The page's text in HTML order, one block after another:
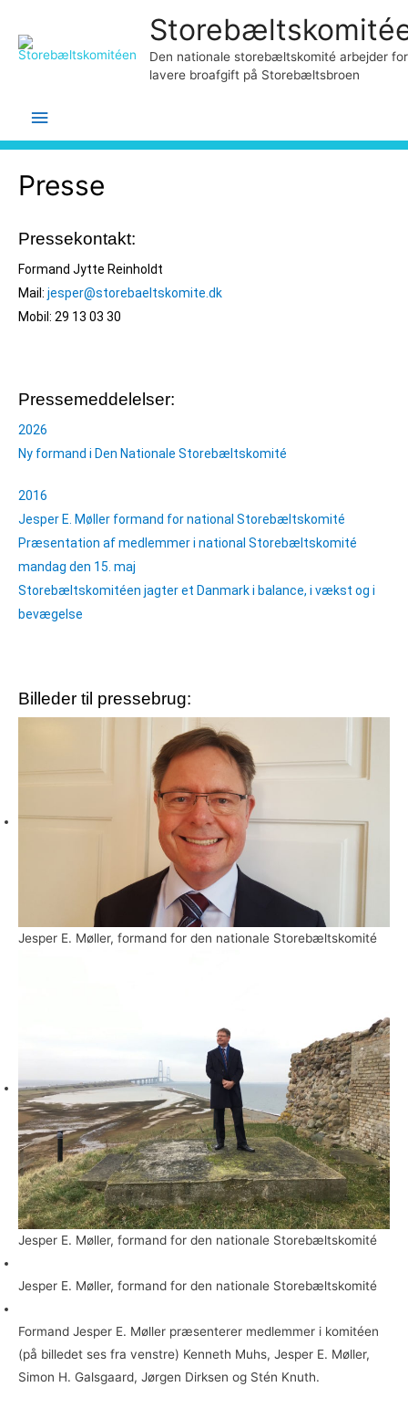
Den nationale storebæltskomité arbejder for
lavere broafgift på Storebæltsbroen
Hovedmenu
Presse
Pressekontakt:
Formand Jytte Reinholdt
Mail: jesper@storebaeltskomite.dk
Mobil: 29 13 03 30
Pressemeddelelser:
2026
Ny formand i Den Nationale Storebæltskomité
2016
Jesper E. Møller formand for national Storebæltskomité
Præsentation af medlemmer i national Storebæltskomité
mandag den 15. maj
Storebæltskomitéen jagter et Danmark i balance, i vækst og i
bevægelse
Billeder til pressebrug:
Jesper E. Møller, formand for den nationale Storebæltskomité
Jesper E. Møller, formand for den nationale Storebæltskomité
Jesper E. Møller, formand for den nationale Storebæltskomité
Formand Jesper E. Møller præsenterer medlemmer i komitéen
(på billedet ses fra venstre) Kenneth Muhs, Jesper E. Møller,
Simon H. Galsgaard, Jørgen Dirksen og Stén Knuth.